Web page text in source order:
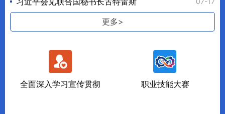
更多>
全面深入学习宣传贯彻 职业技能大赛